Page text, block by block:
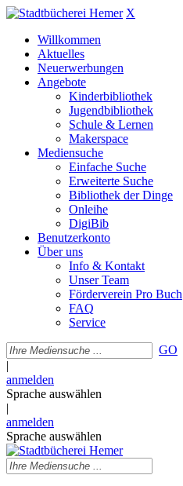
X
Willkommen
Aktuelles
Neuerwerbungen
Angebote
Kinderbibliothek
Jugendbibliothek
Schule & Lernen
Makerspace
Mediensuche
Einfache Suche
Erweiterte Suche
Bibliothek der Dinge
Onleihe
DigiBib
Benutzerkonto
Über uns
Info & Kontakt
Unser Team
Förderverein Pro Buch
FAQ
Service
GO
|
anmelden
Sprache auswählen
|
anmelden
Sprache auswählen